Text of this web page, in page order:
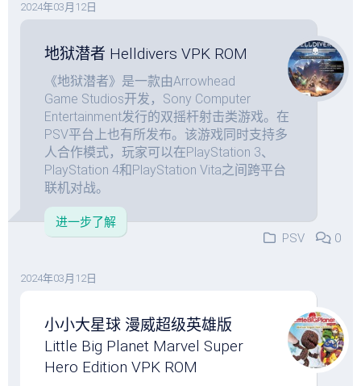
2024年03月12日
地狱潜者 Helldivers VPK ROM
《地狱潜者》是一款由Arrowhead
Game Studios开发，Sony Computer
Entertainment发行的双摇杆射击类游戏。在
PSV平台上也有所发布。该游戏同时支持多
人合作模式，玩家可以在PlayStation 3、
PlayStation 4和PlayStation Vita之间跨平台
联机对战。
进一步了解
PSV
0
2024年03月12日
小小大星球 漫威超级英雄版
Little Big Planet Marvel Super
Hero Edition VPK ROM